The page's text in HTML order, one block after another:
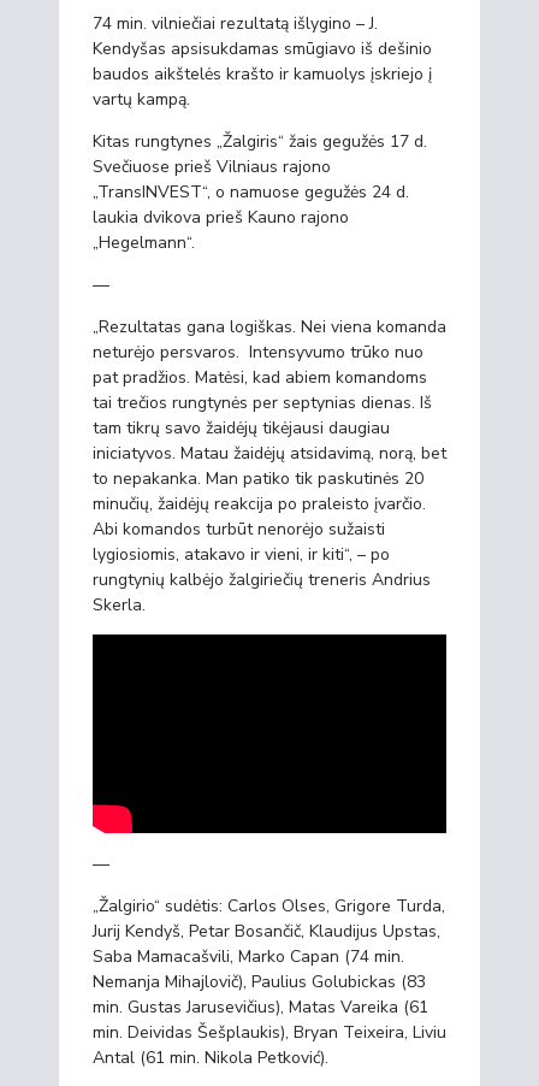
74 min. vilniečiai rezultatą išlygino – J.
Kendyšas apsisukdamas smūgiavo iš dešinio
baudos aikštelės krašto ir kamuolys įskriejo į
vartų kampą.
Kitas rungtynes „Žalgiris“ žais gegužės 17 d.
Svečiuose prieš Vilniaus rajono
„TransINVEST“, o namuose gegužės 24 d.
laukia dvikova prieš Kauno rajono
„Hegelmann“.
—
„Rezultatas gana logiškas. Nei viena komanda
neturėjo persvaros. Intensyvumo trūko nuo
pat pradžios. Matėsi, kad abiem komandoms
tai trečios rungtynės per septynias dienas. Iš
tam tikrų savo žaidėjų tikėjausi daugiau
iniciatyvos. Matau žaidėjų atsidavimą, norą, bet
to nepakanka. Man patiko tik paskutinės 20
minučių, žaidėjų reakcija po praleisto įvarčio.
Abi komandos turbūt nenorėjo sužaisti
lygiosiomis, atakavo ir vieni, ir kiti“, – po
rungtynių kalbėjo žalgiriečių treneris Andrius
Skerla.
—
„Žalgirio“ sudėtis: Carlos Olses, Grigore Turda,
Jurij Kendyš, Petar Bosančič, Klaudijus Upstas,
Saba Mamacašvili, Marko Capan (74 min.
Nemanja Mihajlovič), Paulius Golubickas (83
min. Gustas Jarusevičius), Matas Vareika (61
min. Deividas Šešplaukis), Bryan Teixeira, Liviu
Antal (61 min. Nikola Petković).